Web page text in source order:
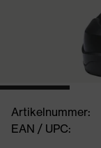
Artikelnummer:
EAN / UPC: